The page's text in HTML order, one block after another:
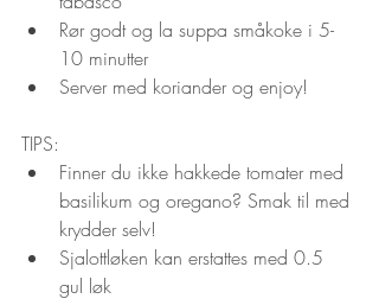
Rør godt og la suppa småkoke i 5-
10 minutter
Server med koriander og enjoy!
TIPS:
Finner du ikke hakkede tomater med
basilikum og oregano? Smak til med
krydder selv!
Sjalottløken kan erstattes med 0.5
gul løk